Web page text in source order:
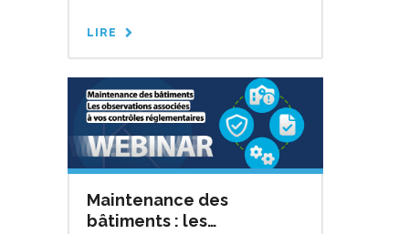
LIRE
Maintenance des
bâtiments : les